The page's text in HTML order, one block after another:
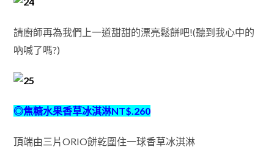
請廚師再為我們上一道甜甜的漂亮鬆餅吧!(聽到我心中的
吶喊了嗎?)
◎焦糖水果香草冰淇淋NT$.260
頂端由三片ORIO餅乾圍住一球香草冰淇淋